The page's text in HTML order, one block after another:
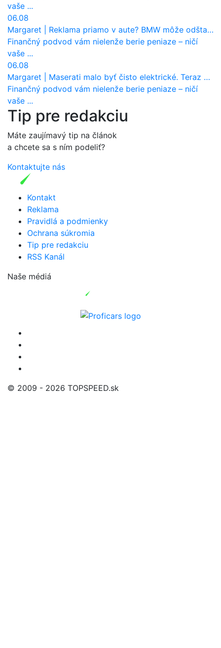
vaše ...
06.08
Margaret
Reklama priamo v aute? BMW môže odštartovať nový trend
Finančný podvod vám nielenže berie peniaze – ničí
vaše ...
06.08
Margaret
Maserati malo byť čisto elektrické. Teraz zisťuje, že potrebuje nový osemvalcový motor
Finančný podvod vám nielenže berie peniaze – ničí
vaše ...
Tip pre redakciu
Máte zaujímavý tip na článok
a chcete sa s ním podeliť?
Kontaktujte nás
Kontakt
Reklama
Pravidlá a podmienky
Ochrana súkromia
Tip pre redakciu
RSS Kanál
Naše médiá
© 2009 - 2026 TOPSPEED.sk